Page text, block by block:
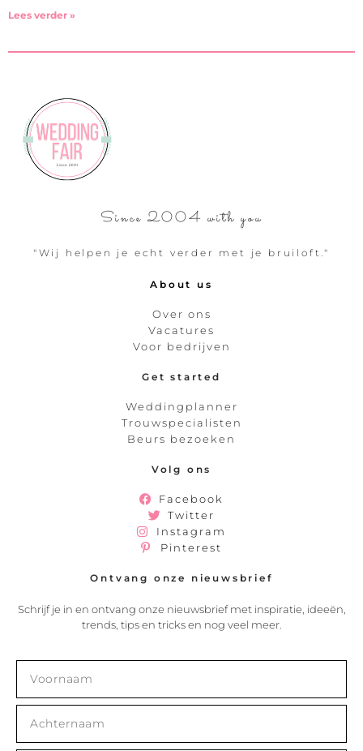
Lees verder »
Since 2004 with you
"Wij helpen je echt verder met je bruiloft."
About us
Over ons
Vacatures
Voor bedrijven
Get started
Weddingplanner
Trouwspecialisten
Beurs bezoeken
Volg ons
Facebook
Twitter
Instagram
Pinterest
Ontvang onze nieuwsbrief
Schrijf je in en ontvang onze nieuwsbrief met inspiratie, ideeën,
trends, tips en tricks en nog veel meer.